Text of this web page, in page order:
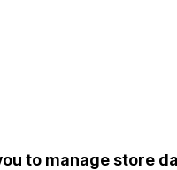
to manage store